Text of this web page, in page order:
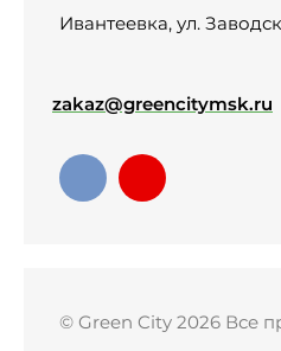
Ивантеевка, ул.
zakaz@greencitymsk.ru
© Green City 2026 Все